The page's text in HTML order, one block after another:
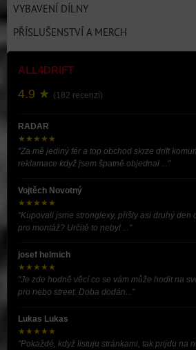
VYBAVENÍ DÍLNY
PŘÍSLUŠENSTVÍ A MERCH
ALL4DRIFT
4.9 ★ (182 recenzí)
RADAR
★★★★★
"Za mě jediný fér a top obchod skrze drift
reklamace když jsem špatně objednal ..."
Vojtěch Novotný
★★★★★
"Kupovali jsme stronglexy, přišly asi druhý den
pro montáž? Určitě to nebyl ..."
josef helmich
★★★★★
"Je zde hodně věcí co se vám může hodit na
pro nebo street. Doba dodán..."
Lukas Lukas
★★★★★
"Pokaždé, když listuju stránkami, tak prijdu na